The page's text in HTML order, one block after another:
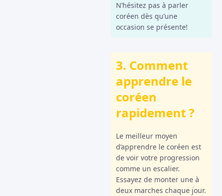
N’hésitez pas à parler
coréen dès qu’une
occasion se présente!
3. Comment
apprendre le
coréen
rapidement ?
Le meilleur moyen
d’apprendre le coréen est
de voir votre progression
comme un escalier.
Essayez de monter une à
deux marches chaque jour.